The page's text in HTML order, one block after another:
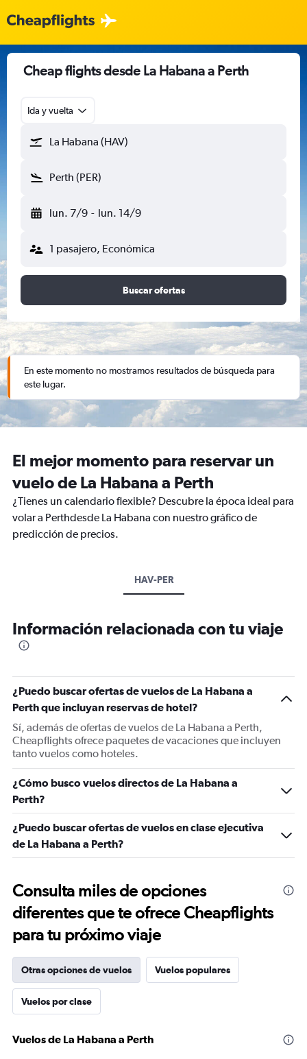
Cheap flights desde La Habana a Perth
Ida y vuelta
La Habana (HAV)
Perth (PER)
lun. 7/9 - lun. 14/9
1 pasajero, Económica
Buscar ofertas
En este momento no mostramos resultados de búsqueda para
este lugar.
El mejor momento para reservar un
vuelo de La Habana a Perth
¿Tienes un calendario flexible? Descubre la época ideal para
volar a Perthdesde La Habana con nuestro gráfico de
predicción de precios.
HAV-PER
Información relacionada con tu viaje
¿Puedo buscar ofertas de vuelos de La Habana a
Perth que incluyan reservas de hotel?
Sí, además de ofertas de vuelos de La Habana a Perth,
Cheapflights ofrece paquetes de vacaciones que incluyen
tanto vuelos como hoteles.
¿Cómo busco vuelos directos de La Habana a
Perth?
¿Puedo buscar ofertas de vuelos en clase ejecutiva
de La Habana a Perth?
Consulta miles de opciones
diferentes que te ofrece Cheapflights
para tu próximo viaje
Otras opciones de vuelos Vuelos populares
Vuelos por clase
Vuelos de La Habana a Perth